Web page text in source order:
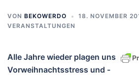
VON BEKOWERDO
18. NOVEMBER
VERANSTALTUNGEN
Alle Jahre wieder plagen uns
Vorweihnachtsstress und -